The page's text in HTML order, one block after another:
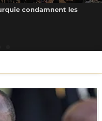
condamnent les